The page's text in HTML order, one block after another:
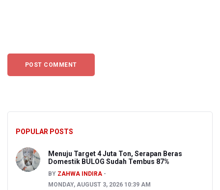
POPULAR POSTS
Menuju Target 4 Juta Ton, Serapan Beras
Domestik BULOG Sudah Tembus 87%
BY ZAHWA INDIRA
MONDAY, AUGUST 3, 2026 10:39 AM